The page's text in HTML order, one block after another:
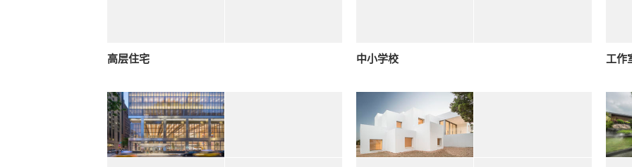
高层住宅 中小学校 工作